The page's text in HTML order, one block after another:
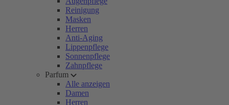
Reinigung
Masken
Herren
Anti-Aging
Lippenpflege
Sonnenpflege
Zahnpflege
Parfum
Alle anzeigen
Damen
Herren